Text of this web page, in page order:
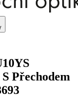
Přechodem